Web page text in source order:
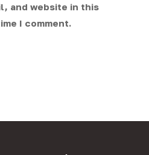
and website in this
I comment.